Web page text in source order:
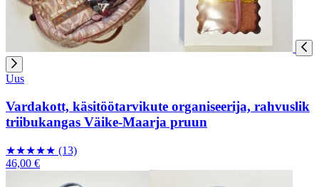
Uus
Vardakott, käsitöötarvikute organiseerija, rahvuslik
triibukangas Väike-Maarja pruun
★★★★★ (13)
46,00 €